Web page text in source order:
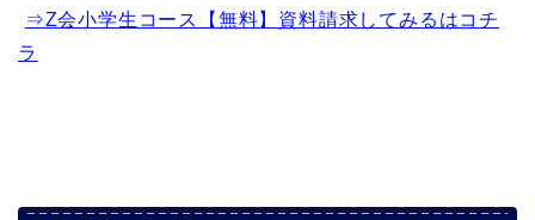
⇒Z会小学生コース【無料】資料請求してみるはコチ
ラ